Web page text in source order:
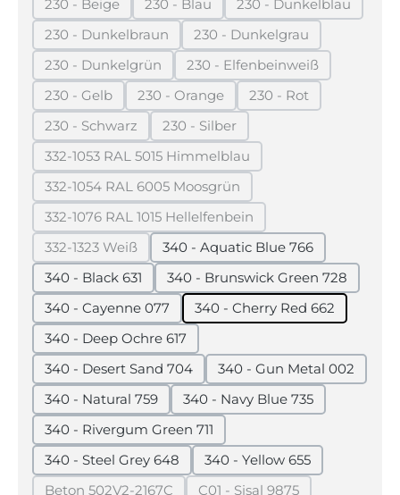
230 - Beige
(Diese Option ist zurzeit nicht verfügbar.)
230 - Blau
(Diese Option ist zurzeit nicht
230 - Dunkelblau
(Diese Option ist
230 - Dunkelbraun
(Diese Option ist zurzeit nicht verfügbar.)
230 - Dunkelgrau
(Diese Option ist zurzeit
230 - Dunkelgrün
(Diese Option ist zurzeit nicht verfügbar.)
230 - Elfenbeinweiß
(Diese Option ist zurzeit
230 - Gelb
(Diese Option ist zurzeit nicht verfügbar.)
230 - Orange
(Diese Option ist zurzeit nicht
230 - Rot
(Diese Option ist
230 - Schwarz
(Diese Option ist zurzeit nicht verfügbar.)
230 - Silber
(Diese Option ist zurzeit nicht
332-1053 RAL 5015 Himmelblau
(Diese Option ist zurzeit nicht verfügbar.)
332-1054 RAL 6005 Moosgrün
(Diese Option ist zurzeit nicht verfügbar.)
332-1076 RAL 1015 Hellelfenbein
(Diese Option ist zurzeit nicht verfügbar.)
332-1323 Weiß
(Diese Option ist zurzeit nicht verfügbar.)
340 - Aquatic Blue 766
340 - Black 631
340 - Brunswick Green 728
340 - Cayenne 077
340 - Cherry Red 662
340 - Deep Ochre 617
340 - Desert Sand 704
340 - Gun Metal 002
340 - Natural 759
340 - Navy Blue 735
340 - Rivergum Green 711
340 - Steel Grey 648
340 - Yellow 655
Beton 502V2-2167C
C01 - Sisal 9875